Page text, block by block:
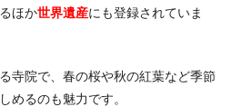
ほか世界遺産にも登録されていま
寺院で、春の桜や秋の紅葉など季節
めるのも魅力です。